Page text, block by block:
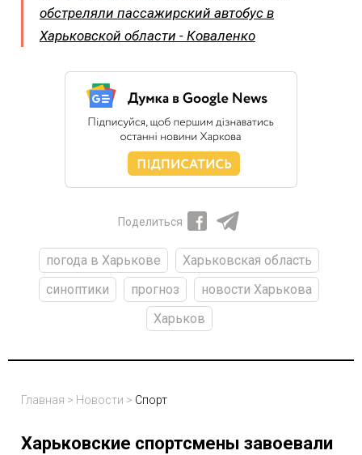
обстреляли пассажирский автобус в
Харьковской области - Коваленко
Поделиться
погода в Харькове
Харьковская область
синоптики
прогноз
новости Харькова
Харьков
Главная > Новости > Спорт
Харьковские спортсмены завоевали